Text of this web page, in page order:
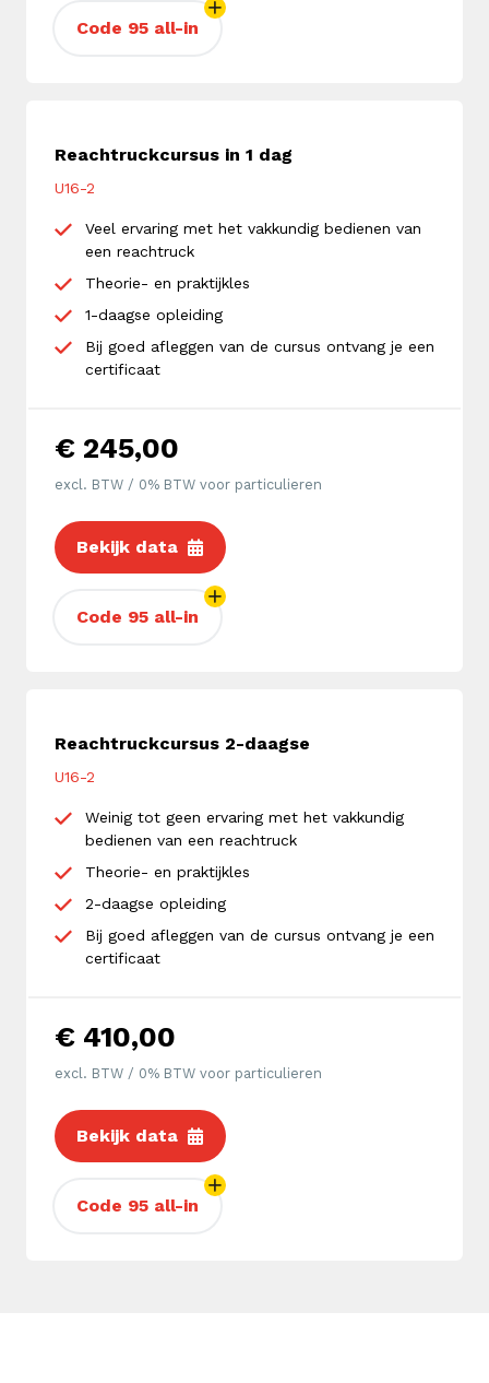
Code 95 all-in
Reachtruckcursus in 1 dag
U16-2
Veel ervaring met het vakkundig bedienen van
een reachtruck
Theorie- en praktijkles
1-daagse opleiding
Bij goed afleggen van de cursus ontvang je een
certificaat
€ 245,00
excl. BTW / 0% BTW voor particulieren
Bekijk data
Code 95 all-in
Reachtruckcursus 2-daagse
U16-2
Weinig tot geen ervaring met het vakkundig
bedienen van een reachtruck
Theorie- en praktijkles
2-daagse opleiding
Bij goed afleggen van de cursus ontvang je een
certificaat
€ 410,00
excl. BTW / 0% BTW voor particulieren
Bekijk data
Code 95 all-in